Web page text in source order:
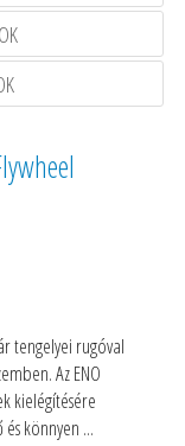
tengelyei rugóval
Az ENO
kielégítésére
könnyen ...